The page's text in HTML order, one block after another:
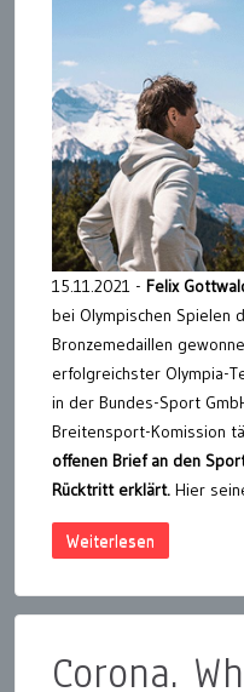
15.11.2021 - Felix
bei Olympischen Spielen
Bronzemedaillen
erfolgreichster Olympia-
in der Bundes-Sport
Breitensport-Komission
offenen Brief an den
Rücktritt erklärt. Hier
Weiterlesen
Corona.